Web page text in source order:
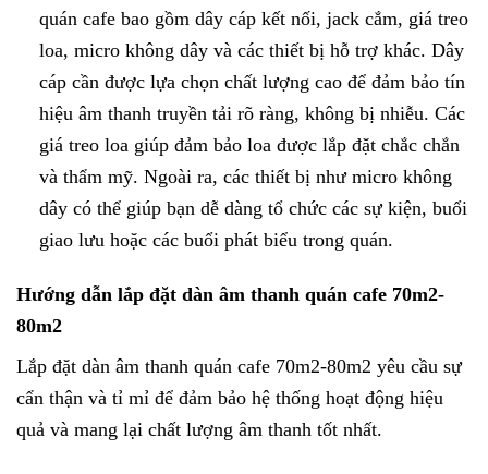
quán cafe bao gồm dây cáp kết nối, jack cắm, giá treo
loa, micro không dây và các thiết bị hỗ trợ khác. Dây
cáp cần được lựa chọn chất lượng cao để đảm bảo tín
hiệu âm thanh truyền tải rõ ràng, không bị nhiễu. Các
giá treo loa giúp đảm bảo loa được lắp đặt chắc chắn
và thẩm mỹ. Ngoài ra, các thiết bị như micro không
dây có thể giúp bạn dễ dàng tổ chức các sự kiện, buổi
giao lưu hoặc các buổi phát biểu trong quán.
Hướng dẫn lắp đặt dàn âm thanh quán cafe 70m2-
80m2
Lắp đặt dàn âm thanh quán cafe 70m2-80m2 yêu cầu sự
cẩn thận và tỉ mỉ để đảm bảo hệ thống hoạt động hiệu
quả và mang lại chất lượng âm thanh tốt nhất.